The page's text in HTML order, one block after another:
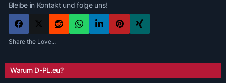
Bleibe in Kontakt und folge uns!
Share the Love...
Warum D-PL.eu?